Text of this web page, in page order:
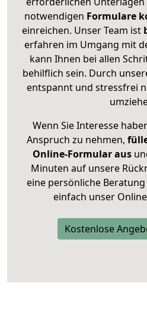
notwendigen Formulare
einreichen. Unser Team ist
erfahren im Umgang mit
kann Ihnen bei allen
behilflich sein. Durch
entspannt und stressfrei
Wenn Sie Interesse
Anspruch zu nehmen,
Online-Formular aus
Minuten auf unsere
eine persönliche
einfach unser
Kostenlose